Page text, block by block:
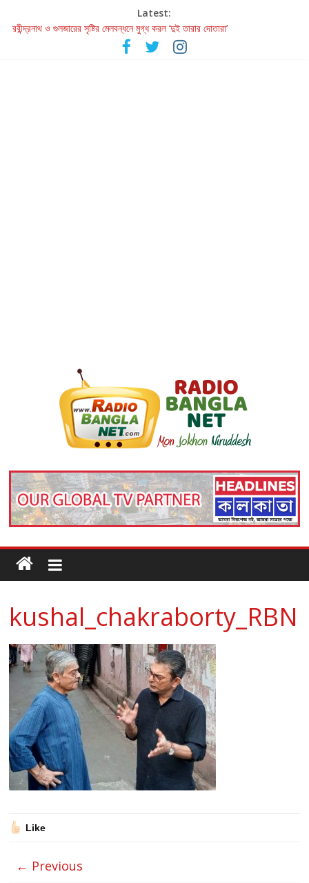
Latest:
রবীন্দ্রনাথ ও গুলজারের সৃষ্টির মেলবন্ধনে মুগ্ধ করল ‘দুই তারার দোতারা’
কলের গান থেকে রীলস্ — বাঙালির গান শোনার বিবর্তনের গল্প
জগন্নাথমঙ্গলম্ — বাংলায় প্রথমবার মঞ্চে এবার রথযাত্রার উদযাপন
kushal_chakraborty_RBN
Like
← Previous